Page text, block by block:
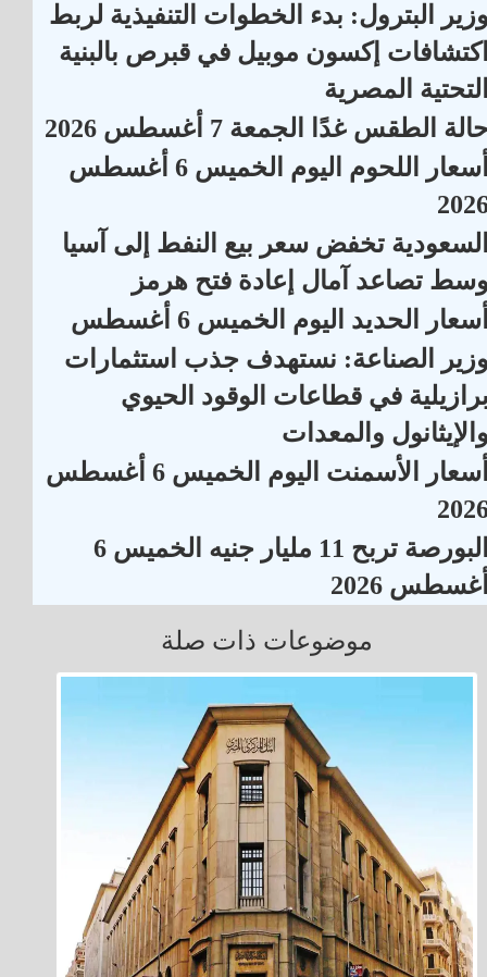
البترول: بدء الخطوات التنفيذية لربط
إكسون موبيل في قبرص بالبنية
المصرية
الطقس غدًا الجمعة 7 أغسطس 2026
أسعار اللحوم اليوم الخميس 6 أغسطس
تخفض سعر بيع النفط إلى آسيا
تصاعد آمال إعادة فتح هرمز
الحديد اليوم الخميس 6 أغسطس
الصناعة: نستهدف جذب استثمارات
في قطاعات الوقود الحيوي
والمعدات
أسعار الأسمنت اليوم الخميس 6 أغسطس
البورصة تربح 11 مليار جنيه الخميس 6
2026
موضوعات ذات صلة